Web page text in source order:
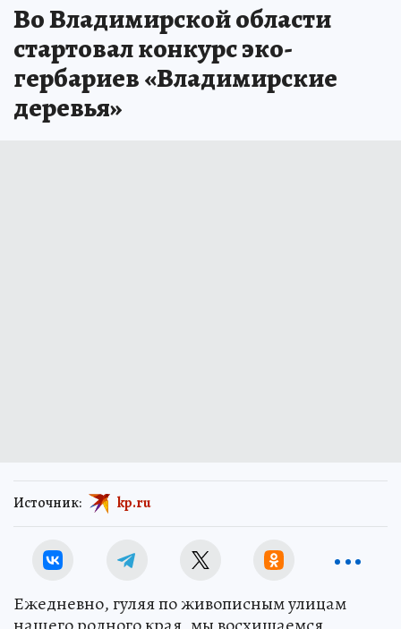
Во Владимирской области
стартовал конкурс эко-
гербариев «Владимирские
деревья»
Источник: kp.ru
Ежедневно, гуляя по живописным улицам